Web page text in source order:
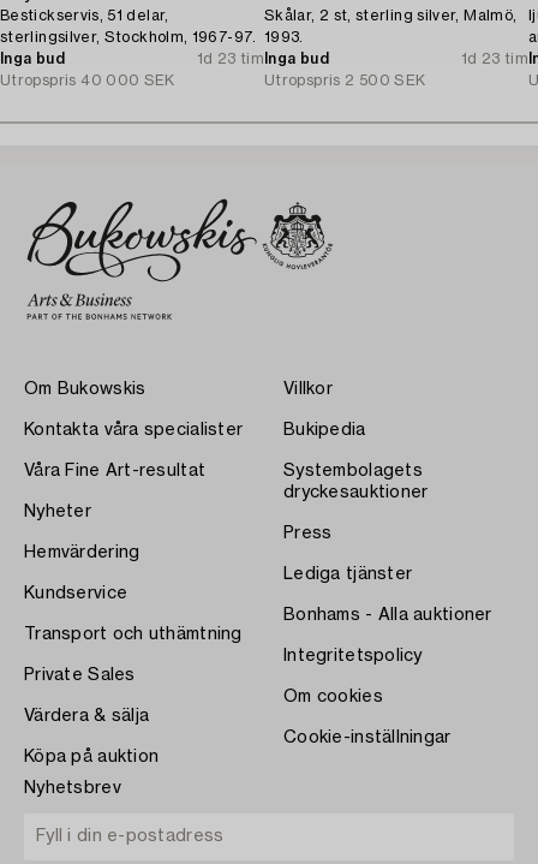
Bestickservis, 51 delar,
sterlingsilver, Stockholm, 1967-97.
Inga bud
1d 23 tim
Utropspris 40 000 SEK
Skålar, 2 st, sterling silver, Malmö,
1993.
Inga bud
1d 23 tim
Utropspris 2 500 SEK
Om Bukowskis
Kontakta våra specialister
Våra Fine Art-resultat
Nyheter
Hemvärdering
Kundservice
Transport och uthämtning
Private Sales
Värdera & sälja
Köpa på auktion
Villkor
Bukipedia
Systembolagets
dryckesauktioner
Press
Lediga tjänster
Bonhams - Alla auktioner
Integritetspolicy
Om cookies
Cookie-inställningar
Nyhetsbrev